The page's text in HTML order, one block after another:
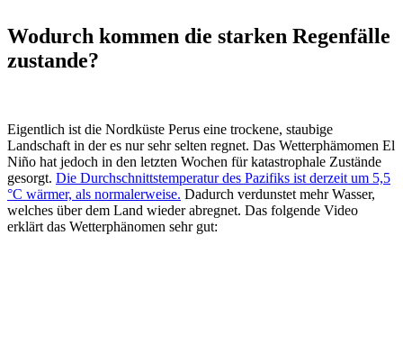
Wodurch kommen die starken Regenfälle
zustande?
Eigentlich ist die Nordküste Perus eine trockene, staubige
Landschaft in der es nur sehr selten regnet. Das Wetterphämomen El
Niño hat jedoch in den letzten Wochen für katastrophale Zustände
gesorgt. Die Durchschnittstemperatur des Pazifiks ist derzeit um 5,5
°C wärmer, als normalerweise. Dadurch verdunstet mehr Wasser,
welches über dem Land wieder abregnet. Das folgende Video
erklärt das Wetterphänomen sehr gut: